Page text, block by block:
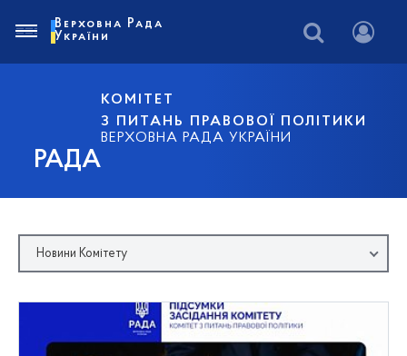
РАДА
КОМІТЕТ
З ПИТАНЬ ПРАВОВОЇ ПОЛІТИКИ
ВЕРХОВНА РАДА УКРАЇНИ
Верховна Рада
України
Новини Комітету